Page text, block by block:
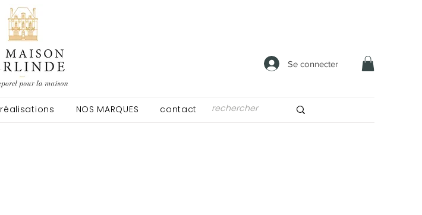
Se connecter
réalisations NOS MARQUES contact